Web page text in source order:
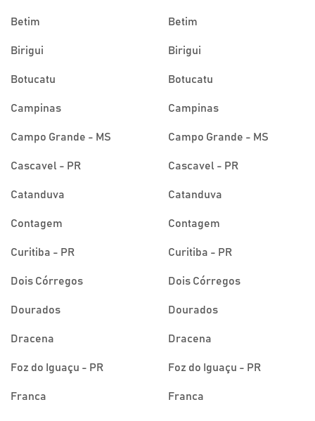
Betim
Birigui
Botucatu
Campinas
Campo Grande - MS
Cascavel - PR
Catanduva
Contagem
Curitiba - PR
Dois Córregos
Dourados
Dracena
Foz do Iguaçu - PR
Franca
Betim
Birigui
Botucatu
Campinas
Campo Grande - MS
Cascavel - PR
Catanduva
Contagem
Curitiba - PR
Dois Córregos
Dourados
Dracena
Foz do Iguaçu - PR
Franca